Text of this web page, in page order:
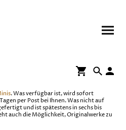
. Was verfügbar ist, wird sofort
per Post bei Ihnen. Was nicht auf
und ist spätestens in sechs bis
auch die Möglichkeit, Originalwerke zu